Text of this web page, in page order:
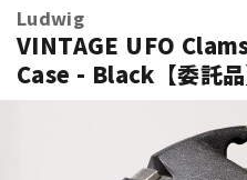
Ludwig
VINTAGE UFO
Case - Black【委託品